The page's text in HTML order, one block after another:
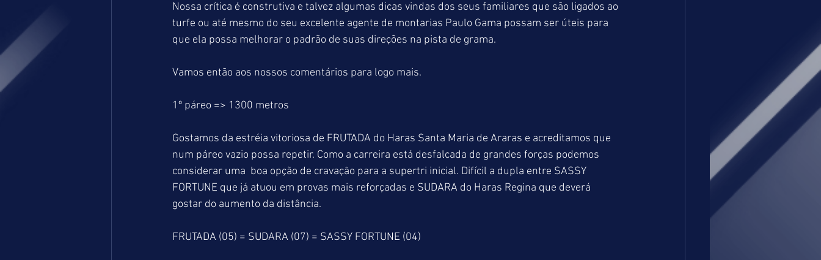
Nossa crítica é construtiva e talvez algumas dicas vindas dos seus familiares que são ligados ao
turfe ou até mesmo do seu excelente agente de montarias Paulo Gama possam ser úteis para
que ela possa melhorar o padrão de suas direções na pista de grama.
Vamos então aos nossos comentários para logo mais.
1º páreo => 1300 metros
Gostamos da estréia vitoriosa de FRUTADA do Haras Santa Maria de Araras e acreditamos que
num páreo vazio possa repetir. Como a carreira está desfalcada de grandes forças podemos
considerar uma  boa opção de cravação para a supertri inicial. Difícil a dupla entre SASSY
FORTUNE que já atuou em provas mais reforçadas e SUDARA do Haras Regina que deverá
gostar do aumento da distância.
FRUTADA (05) = SUDARA (07) = SASSY FORTUNE (04)